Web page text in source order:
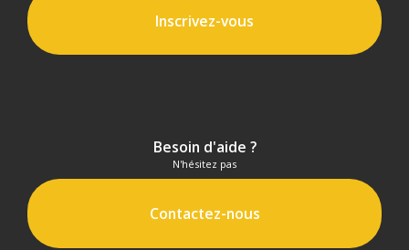
Inscrivez-vous
Besoin d'aide ?
N'hésitez pas
Contactez-nous